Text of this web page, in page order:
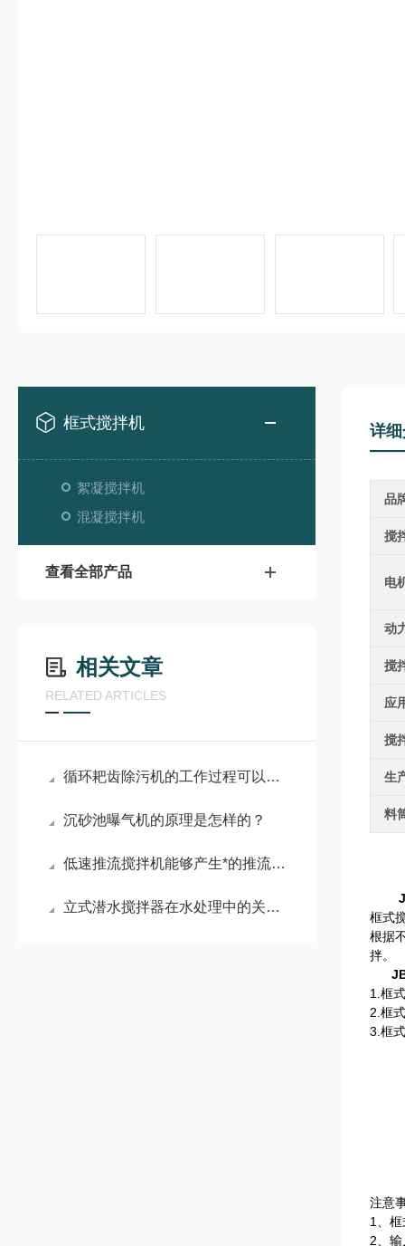
框式搅拌机
絮凝搅拌机
混凝搅拌机
查看全部产品
相关文章
RELATED ARTICLES
循环耙齿除污机的工作过程可以概括为：拦截、提升和卸料
沉砂池曝气机的原理是怎样的？
低速推流搅拌机能够产生*的推流效应
立式潜水搅拌器在水处理中的关键作用？
详
品
搅
电
动
搅
应
搅
生
料
框式
根据
拌。
1.框
2.框
3.框
注意
1、
2、